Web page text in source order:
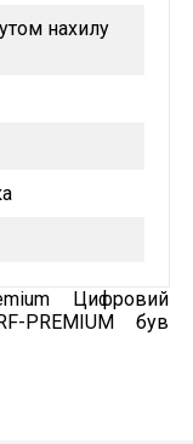
нахилу
Цифровий
PREMIUM був